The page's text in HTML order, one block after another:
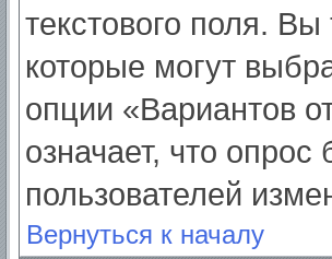
текстового поля.
которые могут
опции «Вариантов
означает, что
пользователей
Вернуться к началу